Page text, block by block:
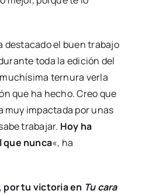
destacado el buen trabajo
toda la edición del
ternura verla
que ha hecho. Creo que
muy impactada por unas
trabajar. Hoy ha
que nunca«, ha
por tu victoria en Tu cara